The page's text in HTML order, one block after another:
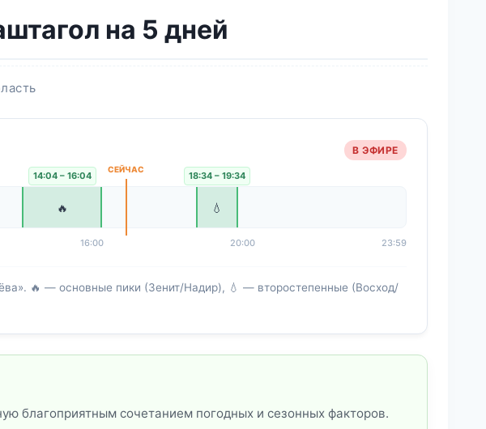
на 5 дней
В ЭФИРЕ
14:04 – 16:04
🔥
18:34 – 19:34
💧
16:00 20:00 23:59
🔥 — основные пики (Зенит/Надир), 💧 — второстепенные (Восход/
благоприятным сочетанием погодных и сезонных факторов.